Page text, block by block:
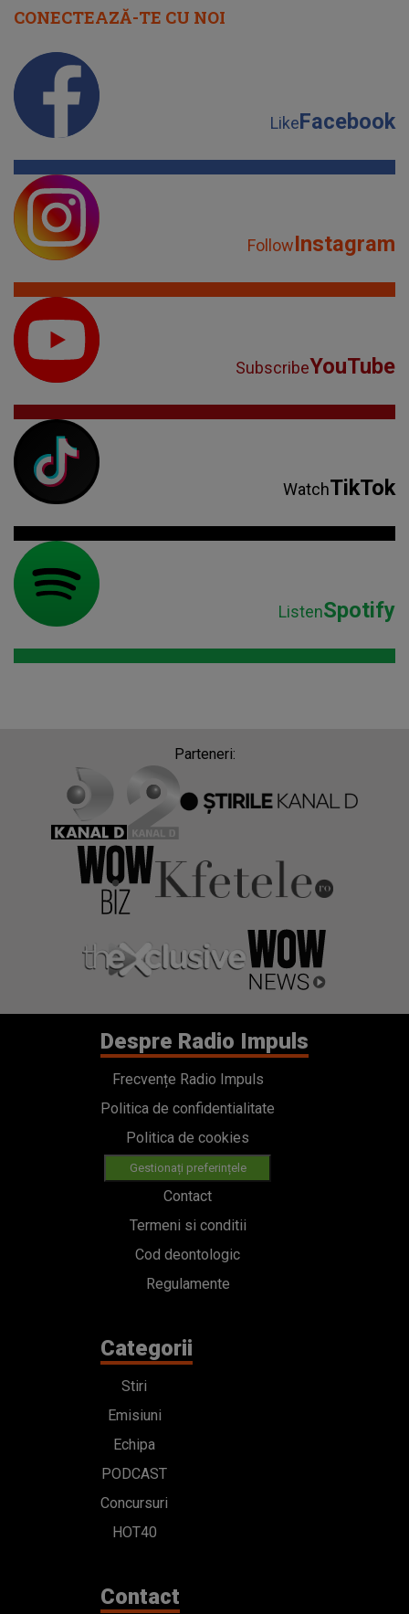
CONECTEAZĂ-TE CU NOI
LikeFacebook
FollowInstagram
SubscribeYouTube
WatchTikTok
ListenSpotify
Parteneri:
Despre Radio Impuls
Frecvențe Radio Impuls
Politica de confidentialitate
Politica de cookies
Gestionați preferințele
Contact
Termeni si conditii
Cod deontologic
Regulamente
Categorii
Stiri
Emisiuni
Echipa
PODCAST
Concursuri
HOT40
Contact